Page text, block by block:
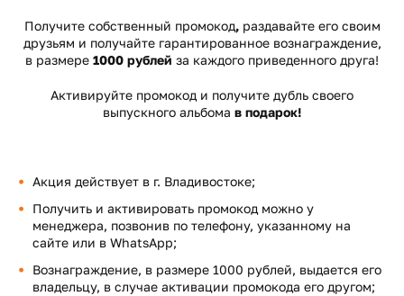
Получите собственный промокод,раздавайте его своим
друзьям и получайте гарантированное вознаграждение,
в размере 1000 рублей за каждого приведенного друга!
Активируйте промокод и получите дубль своего
выпускного альбома в подарок!
Акция действует в г. Владивостоке;
Получить и активировать промокод можно у
менеджера, позвонив по телефону, указанному на
сайте или в WhatsApp;
Вознаграждение, в размере 1000 рублей, выдается его
владельцу, в случае активации промокода его другом;